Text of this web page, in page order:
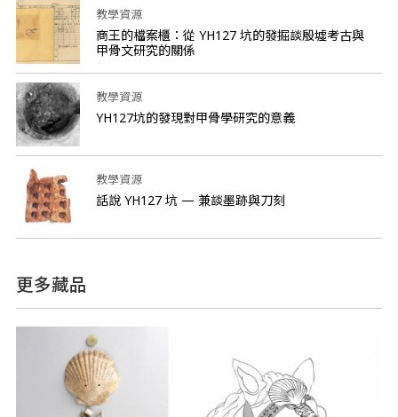
教學資源
商王的檔案櫃：從 YH127 坑的發掘談殷墟考古與
甲骨文研究的關係
教學資源
YH127坑的發現對甲骨學研究的意義
教學資源
話說 YH127 坑 — 兼談墨跡與刀刻
更多藏品